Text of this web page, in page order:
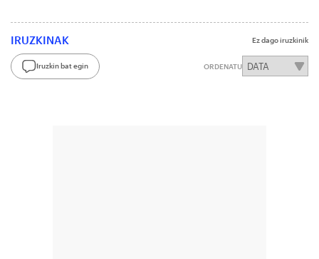
IRUZKINAK Ez dago iruzkinik
Iruzkin bat egin ORDENATU